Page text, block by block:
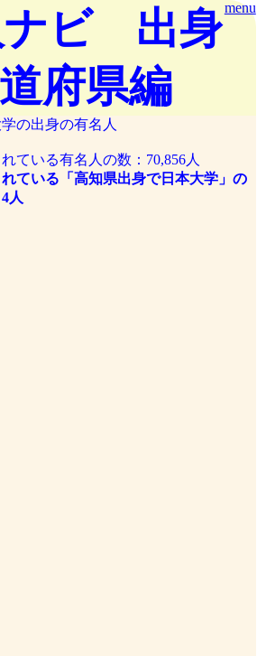
menu
ナビ 出身
府県編
の出身の有名人
ている有名人の数：70,856人
ている「高知県出身で日本大学」の
人